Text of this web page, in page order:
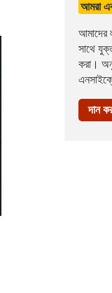
আমরা
আমাদের
সাথে
করা।
দান